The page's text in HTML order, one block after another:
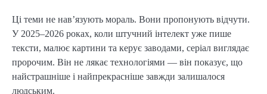
Ці теми не нав’язують мораль. Вони пропонують відчути.
У 2025–2026 роках, коли штучний інтелект уже пише
тексти, малює картини та керує заводами, серіал виглядає
пророчим. Він не лякає технологіями — він показує, що
найстрашніше і найпрекрасніше завжди залишалося
людським.